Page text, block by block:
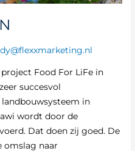
Food For LiFe in
succesvol
in
wordt door de
Dat doen zij goed. De
omslag naar